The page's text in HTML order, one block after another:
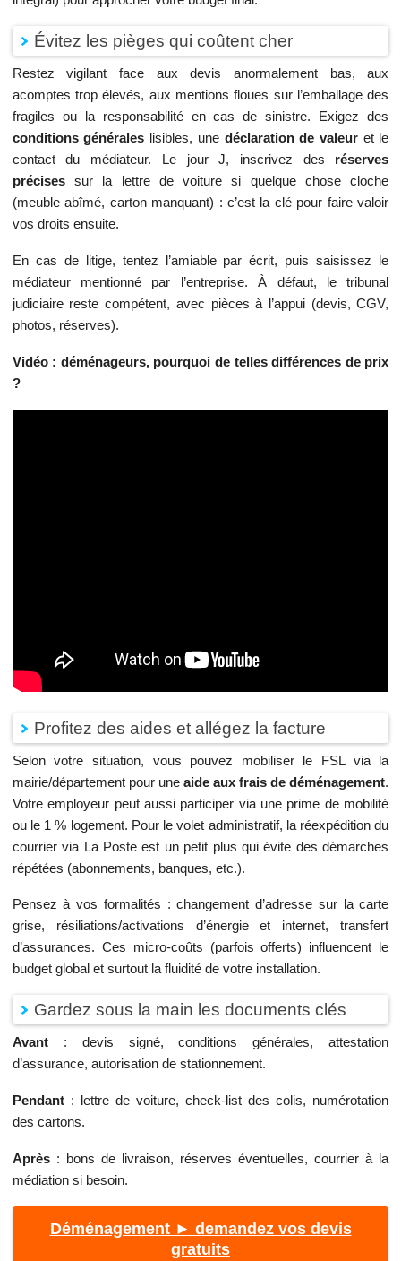
Évitez les pièges qui coûtent cher
Restez vigilant face aux devis anormalement bas, aux
acomptes trop élevés, aux mentions floues sur l’emballage des
fragiles ou la responsabilité en cas de sinistre. Exigez des
conditions générales lisibles, une déclaration de valeuret le
contact du médiateur. Le jour J, inscrivez des réserves
précisessur la lettre de voiture si quelque chose cloche
(meuble abîmé, carton manquant) : c’est la clé pour faire valoir
vos droits ensuite.
En cas de litige, tentez l’amiable par écrit, puis saisissez le
médiateur mentionné par l’entreprise. À défaut, le tribunal
judiciaire reste compétent, avec pièces à l’appui (devis, CGV,
photos, réserves).
Vidéo : déménageurs, pourquoi de telles différences de prix
?
Profitez des aides et allégez la facture
Selon votre situation, vous pouvez mobiliser le FSL via la
mairie/département pour une aide aux frais de déménagement.
Votre employeur peut aussi participer via une prime de mobilité
ou le 1 % logement. Pour le volet administratif, la réexpédition du
courrier via La Poste est un petit plus qui évite des démarches
répétées (abonnements, banques, etc.).
Pensez à vos formalités : changement d’adresse sur la carte
grise, résiliations/activations d’énergie et internet, transfert
d’assurances. Ces micro-coûts (parfois offerts) influencent le
budget global et surtout la fluidité de votre installation.
Gardez sous la main les documents clés
Avant: devis signé, conditions générales, attestation
d’assurance, autorisation de stationnement.
Pendant: lettre de voiture, check-list des colis, numérotation
des cartons.
Après: bons de livraison, réserves éventuelles, courrier à la
médiation si besoin.
Déménagement ► demandez vos devis
gratuits